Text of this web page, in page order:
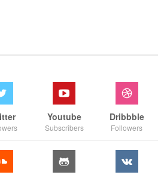
Youtube
Subscribers
Dribbble
Followers